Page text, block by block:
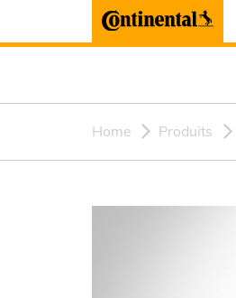
Home Produits